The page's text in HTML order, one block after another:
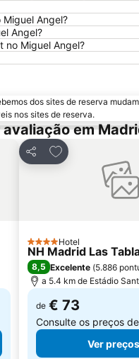
Angel?
Angel?
no Miguel Angel?
dos sites de reserva
nos sites de reserva.
em
Partilhar
Adicionar aos
4 Estrelas
Hotel
NH Madrid Las
8,5 Excelente (5.886
a 5.4 km de Estádio
de € 73
Consulte os preços de
Ver preços